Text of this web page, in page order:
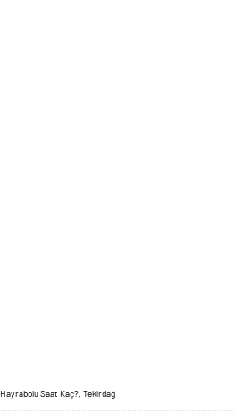
Hayrabolu Saat Kaç?, Tekirdağ